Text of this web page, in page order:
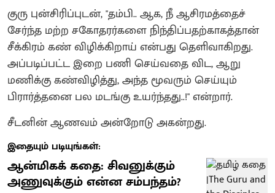
குரு புன்சிரிப்புடன், "தம்பி.. ஆக, நீ ஆசிரமத்தைச்
சேர்ந்த மற்ற சகோதரர்களை நிந்திப்பதற்காகத்தான்
சீக்கிரம் கண் விழிக்கிறாய் என்பது தெளிவாகிறது.‌
அப்படிப்பட்ட இறை பணி செய்வதை விட, ஆறு
மணிக்கு கண்விழித்து, அந்த மூவரும் செய்யும்
பிரார்த்தனை பல மடங்கு உயர்ந்தது..!" என்றார்.
சீடனின் ஆணவம் அன்றோடு அகன்றது.
இதையும் படியுங்கள்:
ஆன்மிகக் கதை: சிவனுக்கும்
அணுவுக்கும் என்ன சம்பந்தம்?